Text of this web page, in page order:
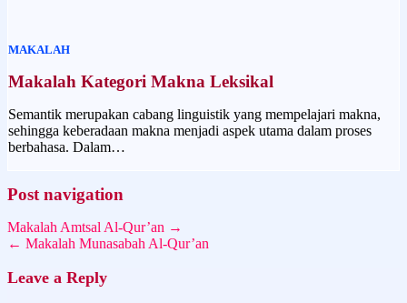
MAKALAH
Makalah Kategori Makna Leksikal
Semantik merupakan cabang linguistik yang mempelajari makna,
sehingga keberadaan makna menjadi aspek utama dalam proses
berbahasa. Dalam…
Post navigation
Makalah Amtsal Al-Qur’an →
← Makalah Munasabah Al-Qur’an
Leave a Reply